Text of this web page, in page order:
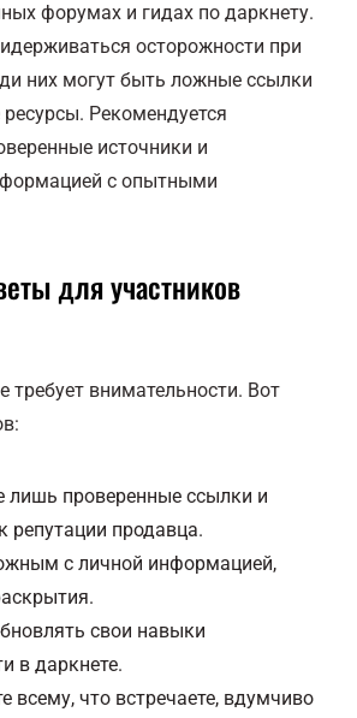
форумах и гидах по даркнету.
осторожности при
них могут быть ложные ссылки
Рекомендуется
источники и
с опытными
для участников
требует внимательности. Вот
лишь проверенные ссылки и
репутации продавца.
с личной информацией,
свои навыки
в даркнете.
всему, что встречаете, вдумчиво